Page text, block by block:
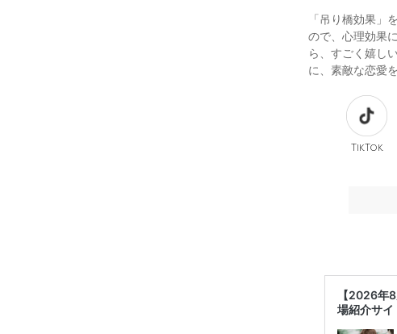
「吊り橋効果」
ので、心理効果
ら、すごく嬉し
に、素敵な恋愛
TikTok
【2026年
場紹介サ